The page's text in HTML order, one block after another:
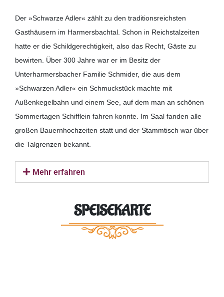
Der »Schwarze Adler« zählt zu den traditionsreichsten
Gasthäusern im Harmersbachtal. Schon in Reichstalzeiten
hatte er die Schildgerechtigkeit, also das Recht, Gäste zu
bewirten. Über 300 Jahre war er im Besitz der
Unterharmersbacher Familie Schmider, die aus dem
»Schwarzen Adler« ein Schmuckstück machte mit
Außenkegelbahn und einem See, auf dem man an schönen
Sommertagen Schifflein fahren konnte. Im Saal fanden alle
großen Bauernhochzeiten statt und der Stammtisch war über
die Talgrenzen bekannt.
Mehr erfahren
SPEISEKARTE